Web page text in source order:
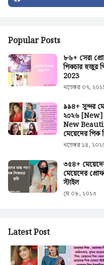
Popular Posts
৮৬+ সেরা
পিকচার
2023
নভেম্বর ০৭,
৯৯৪+ সুন্দর
২০২৬
New
মেয়েদের পিক
নভেম্বর ১৪,
৩৫৪+
মেয়েদের
স্টাইল
মে ০৮, ২০২৩
Latest Post